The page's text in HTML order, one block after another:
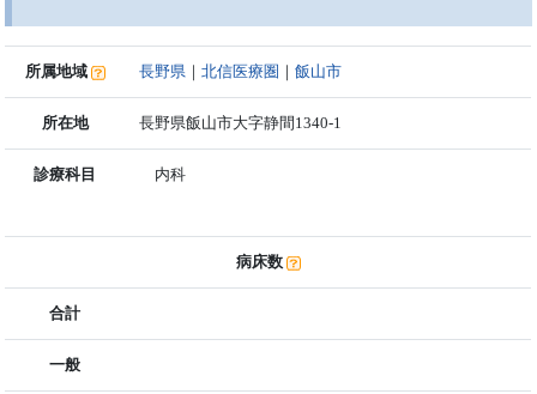
所属地域 長野県 ｜北信医療圏 ｜飯山市
所在地 長野県飯山市大字静間1340-1
診療科目 内科
病床数
合計
一般